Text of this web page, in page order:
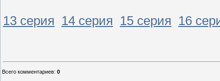
13 серия 14 серия 15 серия 16
Всего комментариев: 0